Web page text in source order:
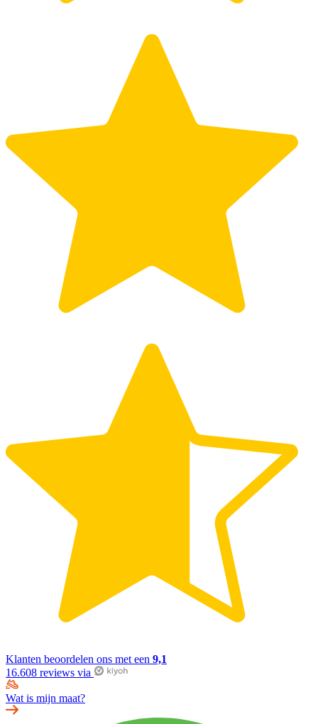
Klanten beoordelen ons met een 9,1
16.608 reviews via
Wat is mijn maat?